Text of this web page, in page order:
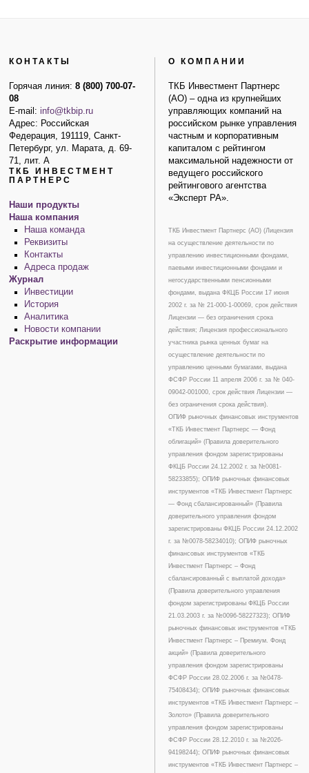
КОНТАКТЫ
Горячая линия:8 (800) 700-07-
08
E-mail:info@tkbip.ru
Адрес: Российская
Федерация, 191119, Санкт-
Петербург, ул. Марата, д. 69-
71, лит. А
ТКБ ИНВЕСТМЕНТ
ПАРТНЕРС
Наши продукты
Наша компания
Наша команда
Реквизиты
Контакты
Адреса продаж
Журнал
Инвестиции
История
Аналитика
Новости компании
Раскрытие информации
О КОМПАНИИ
ТКБ Инвестмент Партнерс
(АО) – одна из крупнейших
управляющих компаний на
российском рынке управления
частным и корпоративным
капиталом с рейтингом
максимальной надежности от
ведущего российского
рейтингового агентства
«Эксперт РА».
ТКБ Инвестмент Партнерс (АО) (Лицензия
на осуществление деятельности по
управлению инвестиционными фондами,
паевыми инвестиционными фондами и
негосударственными пенсионными
фондами, выдана ФКЦБ России 17 июня
2002 г. за № 21-000-1-00069, срок действия
Лицензии — без ограничения срока
действия; Лицензия профессионального
участника рынка ценных бумаг на
осуществление деятельности по
управлению ценными бумагами, выдана
ФСФР России 11 апреля 2006 г. за № 040-
09042-001000, срок действия Лицензии —
без ограничения срока действия).
ОПИФ рыночных финансовых инструментов
«ТКБ Инвестмент Партнерс — Фонд
облигаций» (Правила доверительного
управления фондом зарегистрированы
ФКЦБ России 24.12.2002 г. за №0081-
58233855); ОПИФ рыночных финансовых
инструментов «ТКБ Инвестмент Партнерс
— Фонд сбалансированный» (Правила
доверительного управления фондом
зарегистрированы ФКЦБ России 24.12.2002
г. за №0078-58234010); ОПИФ рыночных
финансовых инструментов «ТКБ
Инвестмент Партнерс – Фонд
сбалансированный с выплатой дохода»
(Правила доверительного управления
фондом зарегистрированы ФКЦБ России
21.03.2003 г. за №0096-58227323); ОПИФ
рыночных финансовых инструментов «ТКБ
Инвестмент Партнерс – Премиум. Фонд
акций» (Правила доверительного
управления фондом зарегистрированы
ФСФР России 28.02.2006 г. за №0478-
75408434); ОПИФ рыночных финансовых
инструментов «ТКБ Инвестмент Партнерс –
Золото» (Правила доверительного
управления фондом зарегистрированы
ФСФР России 28.12.2010 г. за №2026-
94198244); ОПИФ рыночных финансовых
инструментов «ТКБ Инвестмент Партнерс –